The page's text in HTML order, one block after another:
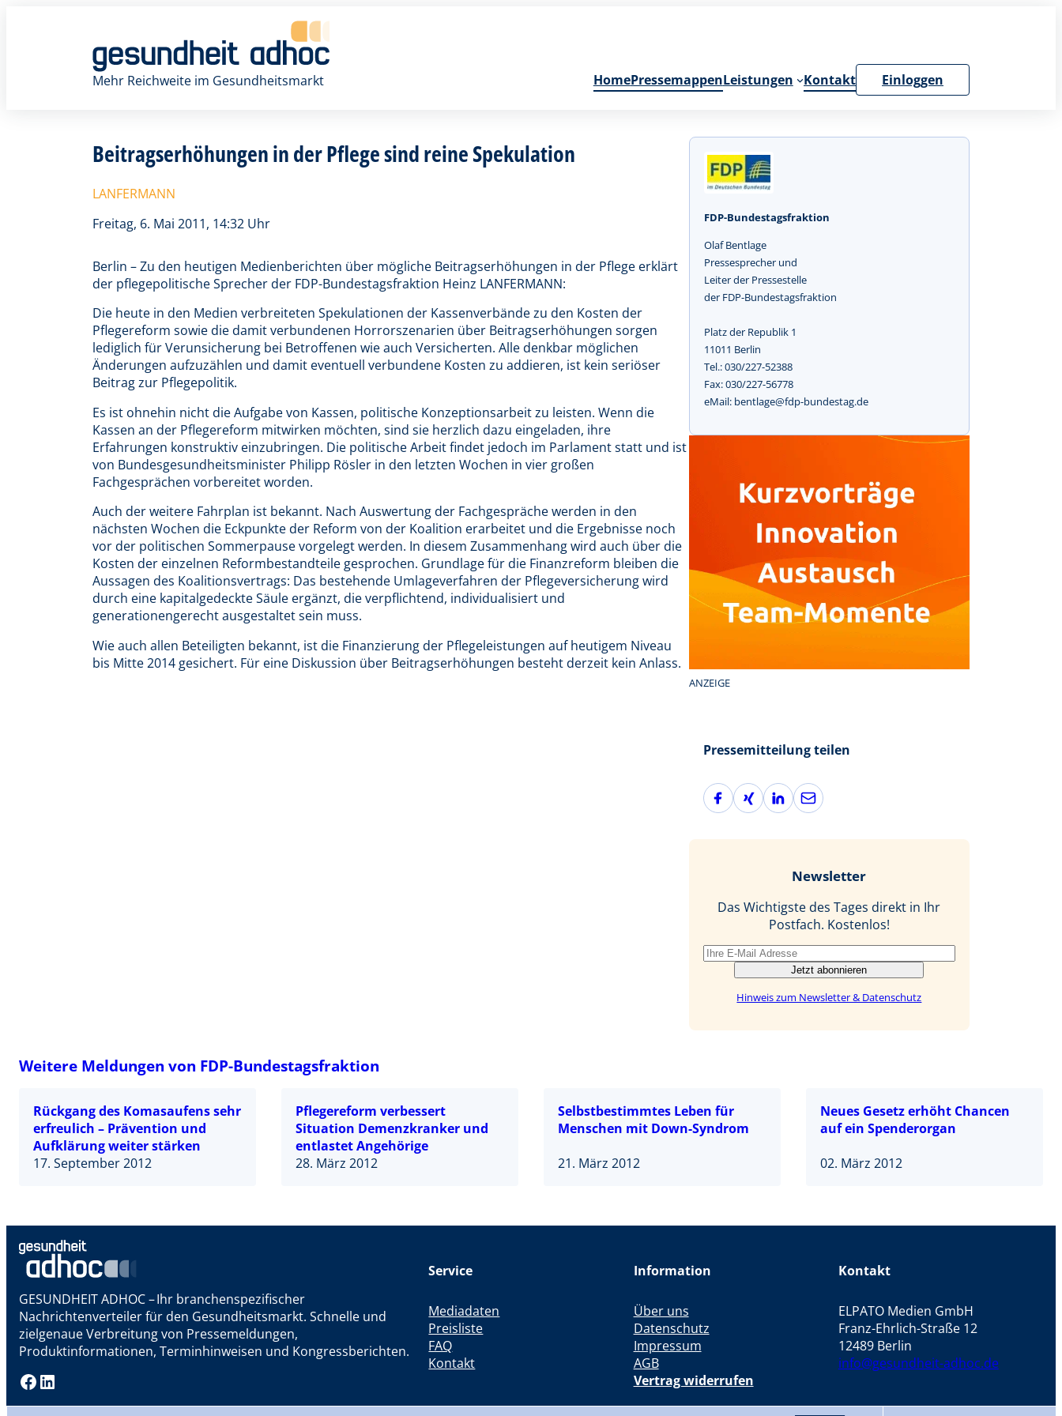
Mehr Reichweite im Gesundheitsmarkt
HomePressemappenLeistungen Kontakt Einloggen
Beitragserhöhungen in der Pflege sind reine Spekulation
LANFERMANN
Freitag, 6. Mai 2011, 14:32 Uhr
Berlin – Zu den heutigen Medienberichten über mögliche Beitragserhöhungen in der Pflege erklärt
der pflegepolitische Sprecher der FDP-Bundestagsfraktion Heinz LANFERMANN:
Die heute in den Medien verbreiteten Spekulationen der Kassenverbände zu den Kosten der
Pflegereform sowie die damit verbundenen Horrorszenarien über Beitragserhöhungen sorgen
lediglich für Verunsicherung bei Betroffenen wie auch Versicherten. Alle denkbar möglichen
Änderungen aufzuzählen und damit eventuell verbundene Kosten zu addieren, ist kein seriöser
Beitrag zur Pflegepolitik.
Es ist ohnehin nicht die Aufgabe von Kassen, politische Konzeptionsarbeit zu leisten. Wenn die
Kassen an der Pflegereform mitwirken möchten, sind sie herzlich dazu eingeladen, ihre
Erfahrungen konstruktiv einzubringen. Die politische Arbeit findet jedoch im Parlament statt und ist
von Bundesgesundheitsminister Philipp Rösler in den letzten Wochen in vier großen
Fachgesprächen vorbereitet worden.
Auch der weitere Fahrplan ist bekannt. Nach Auswertung der Fachgespräche werden in den
nächsten Wochen die Eckpunkte der Reform von der Koalition erarbeitet und die Ergebnisse noch
vor der politischen Sommerpause vorgelegt werden. In diesem Zusammenhang wird auch über die
Kosten der einzelnen Reformbestandteile gesprochen. Grundlage für die Finanzreform bleiben die
Aussagen des Koalitionsvertrags: Das bestehende Umlageverfahren der Pflegeversicherung wird
durch eine kapitalgedeckte Säule ergänzt, die verpflichtend, individualisiert und
generationengerecht ausgestaltet sein muss.
Wie auch allen Beteiligten bekannt, ist die Finanzierung der Pflegeleistungen auf heutigem Niveau
bis Mitte 2014 gesichert. Für eine Diskussion über Beitragserhöhungen besteht derzeit kein Anlass.
FDP-Bundestagsfraktion
Olaf Bentlage
Pressesprecher und
Leiter der Pressestelle
der FDP-Bundestagsfraktion
Platz der Republik 1
11011 Berlin
Tel.: 030/227-52388
Fax: 030/227-56778
eMail: bentlage@fdp-bundestag.de
ANZEIGE
Pressemitteilung teilen
F
a
X
i
L
i
n
E
-
l
Newsletter
Das Wichtigste des Tages direkt in Ihr
Postfach. Kostenlos!
Jetzt abonnieren
Hinweis zum Newsletter & Datenschutz
Weitere Meldungen von FDP-Bundestagsfraktion
Rückgang des Komasaufens sehr
erfreulich – Prävention und
Aufklärung weiter stärken
17. September 2012
Pflegereform verbessert
Situation Demenzkranker und
entlastet Angehörige
28. März 2012
Selbstbestimmtes Leben für
Menschen mit Down-Syndrom
21. März 2012
Neues Gesetz erhöht Chancen
auf ein Spenderorgan
02. März 2012
GESUNDHEIT ADHOC – Ihr branchenspezifischer
Nachrichtenverteiler für den Gesundheitsmarkt. Schnelle und
zielgenaue Verbreitung von Pressemeldungen,
Produktinformationen, Terminhinweisen und Kongressberichten.
Facebook LinkedIn
Service
Mediadaten
Preisliste
FAQ
Kontakt
Information
Über uns
Datenschutz
Impressum
AGB
Vertrag widerrufen
Kontakt
ELPATO Medien GmbH
Franz-Ehrlich-Straße 12
12489 Berlin
info@gesundheit-adhoc.de